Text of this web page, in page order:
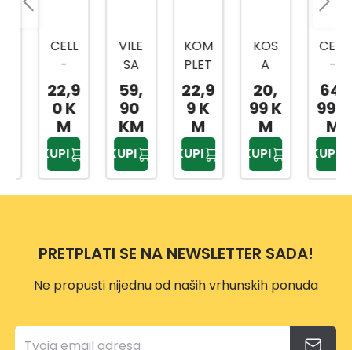
CELL
FAST
OŠTR
ZA
NOŽE
VE,SJ
EKIRE
22,9
0 K
VILE
ZUPC
DRŠK
OM
59,
KM
KUPI
KOM
PLET
ZA
OŠTR
LANC
MOT
ORN
VP114
22,9
9 K
KOS
80C
20,
99 K
CELL
FAST
SJEKI
U600
ERG
O
64,
99 K
KUPI
PRETPLATI SE NA NEWSLETTER SADA!
Ne propusti nijednu od naših vrhunskih ponuda